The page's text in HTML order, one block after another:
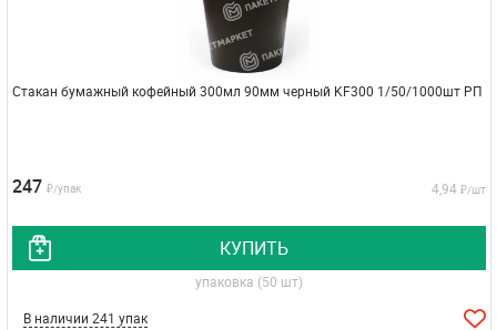
Стакан бумажный кофейный 300мл 90мм черный KF300 1/50/1000шт РП
247 ₽/упак 4,94 ₽/шт
КУПИТЬ
упаковка (50 шт)
В наличии 241 упак